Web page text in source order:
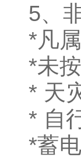
5、
*凡
*未
* 天
* 自
*蓄